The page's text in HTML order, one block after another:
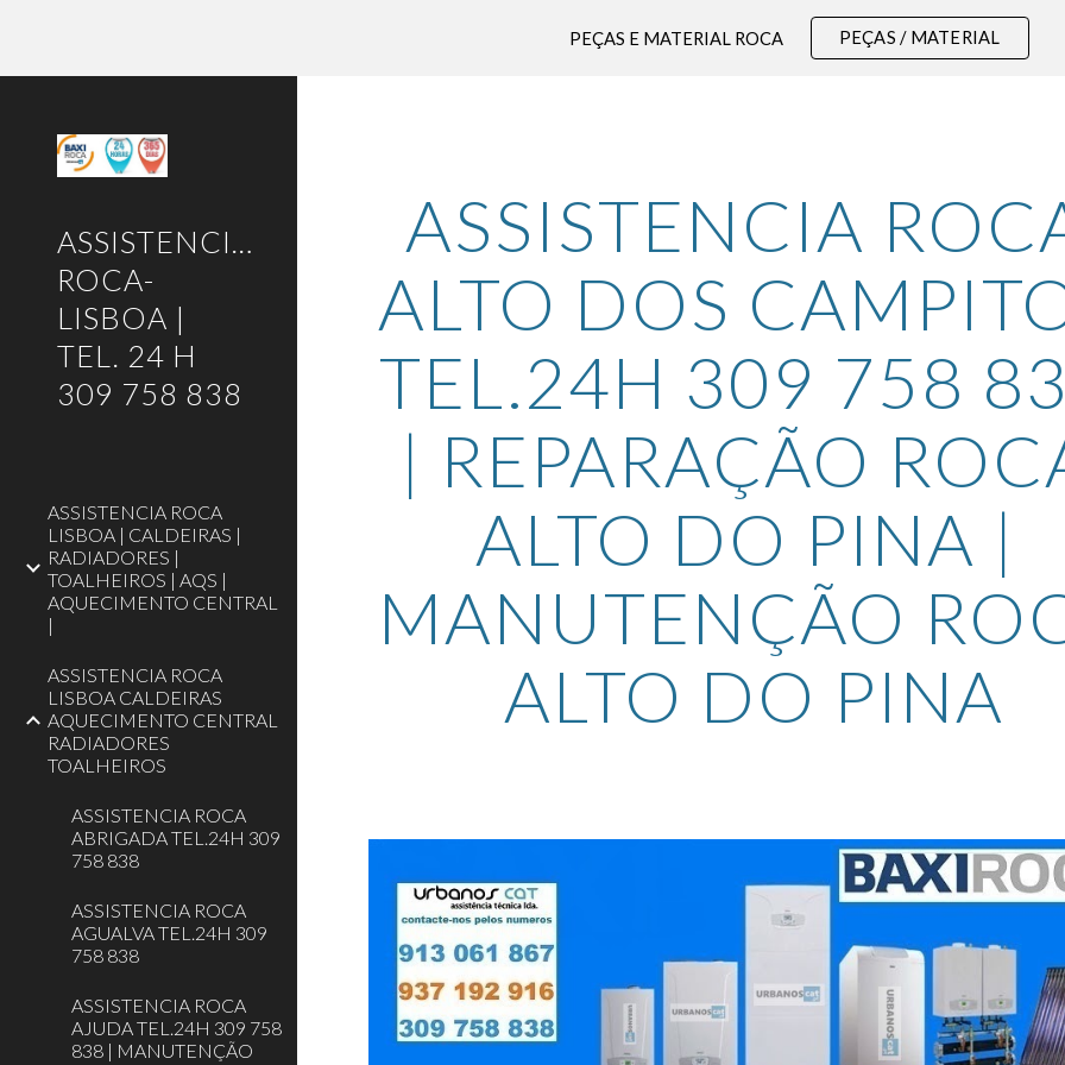
Skip to main content Skip to
PEÇAS E MATERIAL ROCA PEÇAS / MATERIAL
ASSISTENCIA-
ROCA-
LISBOA |
TEL. 24 H
309 758 838
ASSISTENCIA ROCA
LISBOA | CALDEIRAS |
RADIADORES |
TOALHEIROS | AQS |
AQUECIMENTO CENTRAL
|
ASSISTENCIA ROCA
LISBOA CALDEIRAS
AQUECIMENTO CENTRAL
RADIADORES
TOALHEIROS
ASSISTENCIA ROCA
ABRIGADA TEL.24H 309
758 838
ASSISTENCIA ROCA
AGUALVA TEL.24H 309
758 838
ASSISTENCIA ROCA
AJUDA TEL.24H 309 758
838 | MANUTENÇÃO
ASSISTENCIA
ALTO DOS
TEL.24H 309 758
| REPARAÇÃO
ALTO DO PINA |
MANUTENÇÃO
ALTO DO PINA